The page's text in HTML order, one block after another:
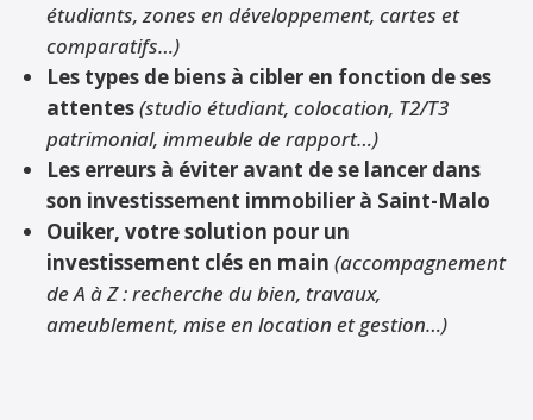
étudiants, zones en développement, cartes et
comparatifs…)
Les types de biens à cibler en fonction de ses
attentes(studio étudiant, colocation, T2/T3
patrimonial, immeuble de rapport…)
Les erreurs à éviter avant de se lancer dans
son investissement immobilier à Saint-Malo
Ouiker, votre solution pour un
investissement clés en main (accompagnement
de A à Z : recherche du bien, travaux,
ameublement, mise en location et gestion…)